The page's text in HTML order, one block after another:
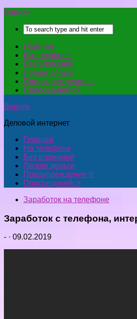
Верняк
Главная
На телефоне
Без вложений
Легкие деньги
Предупреждение !!!
Присоединяйся
Верняк
Деловой интернет
Главная
На телефоне
Без вложений
Легкие деньги
Предупреждение !!!
Присоединяйся
Заработок на телефоне
Заработок с телефона,
- · 09.02.2019